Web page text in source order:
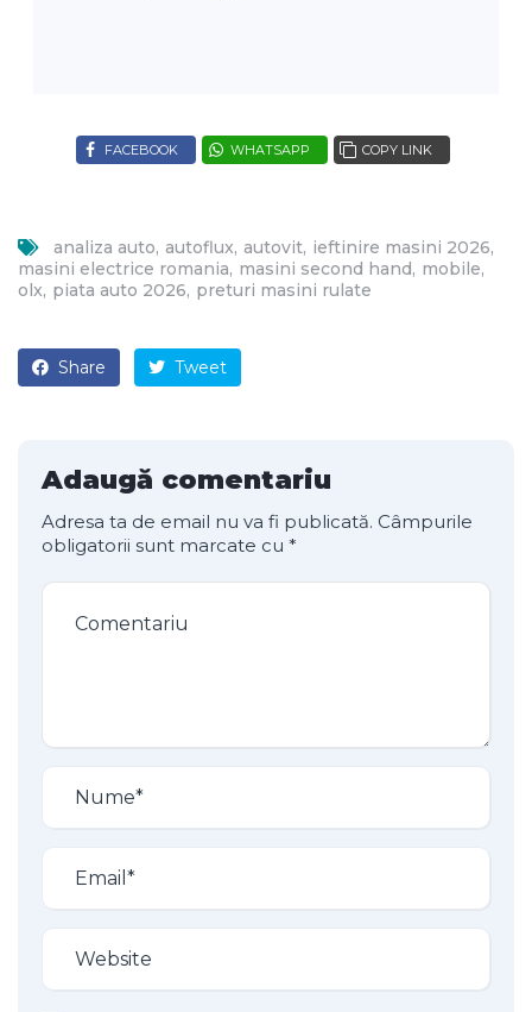
FACEBOOK WHATSAPP COPY LINK
analiza auto autoflux autovit ieftinire masini 2026
masini electrice romania masini second hand mobile
olx piata auto 2026 preturi masini rulate
Share Tweet
Adaugă comentariu
Adresa ta de email nu va fi publicată. Câmpurile
obligatorii sunt marcate cu *